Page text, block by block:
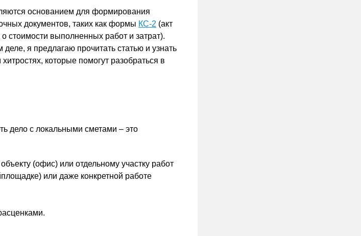
основанием для формирования
документов, таких как формы КС-2 (акт
о стоимости выполненных работ и затрат).
я предлагаю прочитать статью и узнать
которые помогут разобраться в
дело с локальными сметами – это
(офис) или отдельному участку работ
или даже конкретной работе